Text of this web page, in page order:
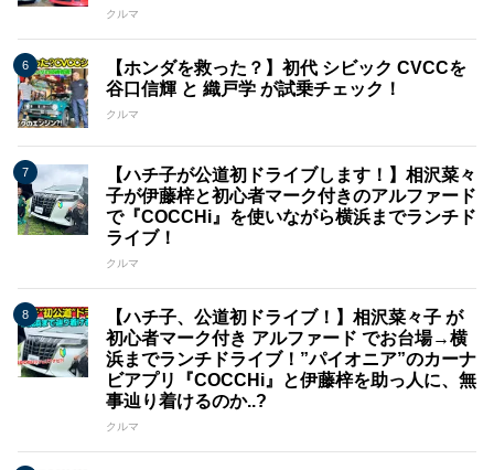
クルマ
【ホンダを救った？】初代 シビック CVCCを
谷口信輝 と 織戸学 が試乗チェック！
クルマ
【ハチ子が公道初ドライブします！】相沢菜々
子が伊藤梓と初心者マーク付きのアルファード
で『COCCHi』を使いながら横浜までランチド
ライブ！
クルマ
【ハチ子、公道初ドライブ！】相沢菜々子 が
初心者マーク付き アルファード でお台場→横
浜までランチドライブ！”パイオニア”のカーナ
ビアプリ『COCCHi』と伊藤梓を助っ人に、無
事辿り着けるのか..?
クルマ